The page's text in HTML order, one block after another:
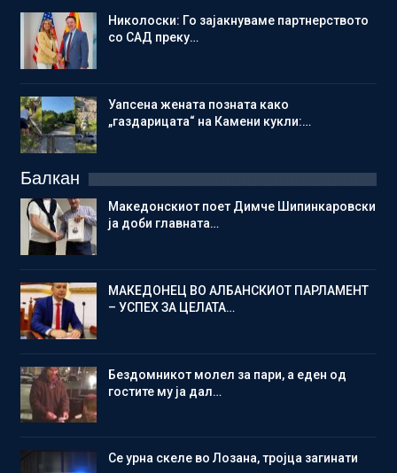
Николоски: Го зајакнуваме партнерството
со САД преку…
Уапсена жената позната како
„газдарицата“ на Камени кукли:…
Балкан
Македонскиот поет Димче Шипинкаровски
ја доби главната…
МАКЕДОНЕЦ ВО АЛБАНСКИОТ ПАРЛАМЕНТ
– УСПЕХ ЗА ЦЕЛАТА…
Бездомникот молел за пари, а еден од
гостите му ја дал…
Се урна скеле во Лозана, тројца загинати